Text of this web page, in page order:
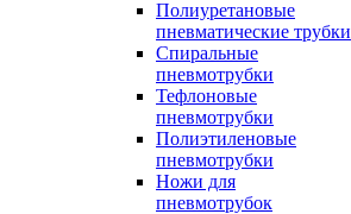
Полиуретановые
пневматические трубки
Спиральные
пневмотрубки
Тефлоновые
пневмотрубки
Полиэтиленовые
пневмотрубки
Ножи для
пневмотрубок